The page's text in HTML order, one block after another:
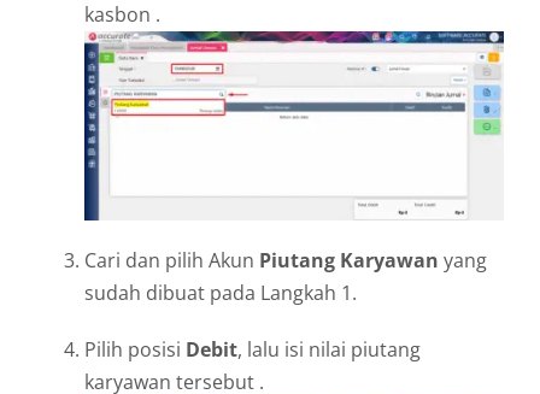
kasbon .
Cari dan pilih Akun Piutang Karyawan yang
sudah dibuat pada Langkah 1.
Pilih posisi Debit, lalu isi nilai piutang
karyawan tersebut .